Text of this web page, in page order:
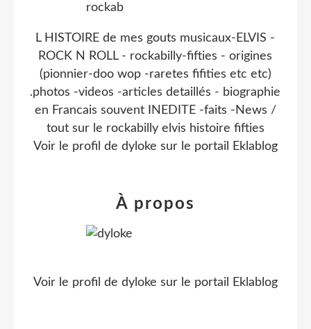
L HISTOIRE de mes gouts musicaux-ELVIS -
ROCK N ROLL - rockabilly-fifties - origines
(pionnier-doo wop -raretes fifities etc etc)
.photos -videos -articles detaillés - biographie
en Francais souvent INEDITE -faits -News /
tout sur le rockabilly elvis histoire fifties
Voir le profil de dyloke sur le portail Eklablog
À propos
Voir le profil de dyloke sur le portail Eklablog